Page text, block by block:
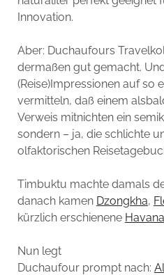
Innovation.
Aber: Duchaufours
dermaßen gut gemacht.
(Reise)Impressionen auf so
vermitteln, daß einem
Verweis mitnichten ein
sondern – ja, die schlichte
olfaktorischen
Timbuktu machte damals
danach kamen Dzongkha,
kürzlich erschienene
Nun legt
Duchaufour prompt nach: